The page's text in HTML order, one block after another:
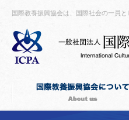
国際教養振興協会は、国際社会の一員